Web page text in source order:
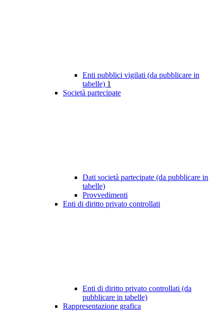
Enti pubblici vigilati (da pubblicare in
tabelle) 1
Società partecipate
Dati società partecipate (da pubblicare in
tabelle)
Provvedimenti
Enti di diritto privato controllati
Enti di diritto privato controllati (da
pubblicare in tabelle)
Rappresentazione grafica